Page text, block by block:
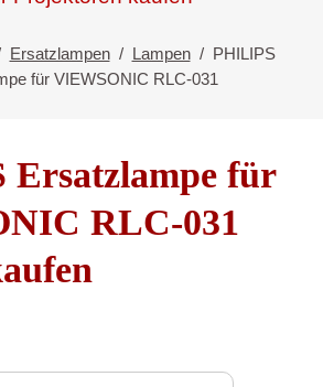
Ersatzlampen Lampen
PHILIPS
für VIEWSONIC RLC-031
Ersatzlampe für
RLC-031